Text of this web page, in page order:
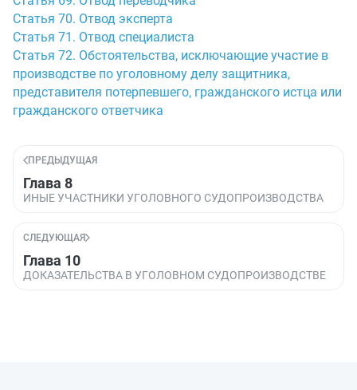
Статья 70. Отвод эксперта
Статья 71. Отвод специалиста
Статья 72. Обстоятельства, исключающие участие в
производстве по уголовному делу защитника,
представителя потерпевшего, гражданского истца или
гражданского ответчика
ПРЕДЫДУЩАЯ
Глава 8
ИНЫЕ УЧАСТНИКИ УГОЛОВНОГО СУДОПРОИЗВОДСТВА
СЛЕДУЮЩАЯ
Глава 10
ДОКАЗАТЕЛЬСТВА В УГОЛОВНОМ СУДОПРОИЗВОДСТВЕ